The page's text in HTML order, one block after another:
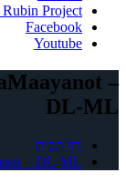
Project
Facebook
Youtube
–
DL-ML
דף הבית
– DL-ML